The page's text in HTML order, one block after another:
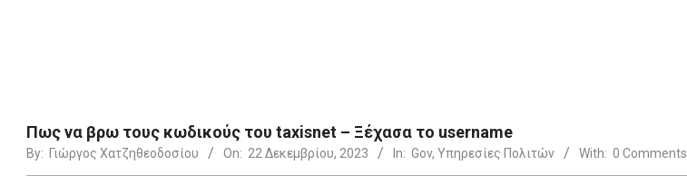
Πως να βρω τους κωδικούς του taxisnet – Ξέχασα το username
By: Γιώργος Χατζηθεοδοσίου On: 22 Δεκεμβρίου, 2023 In: Gov, Υπηρεσίες Πολιτών With: 0 Comments